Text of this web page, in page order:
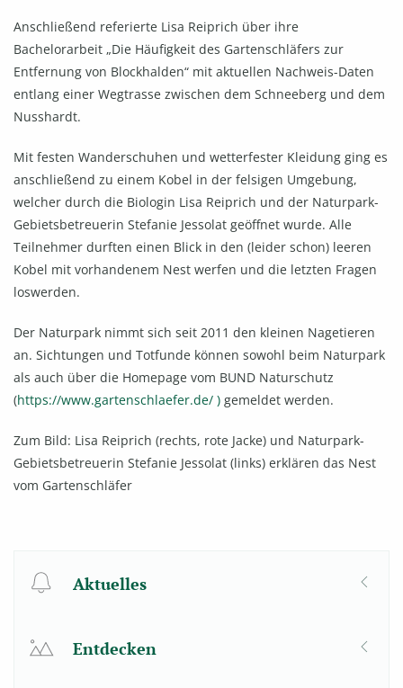
Anschließend referierte Lisa Reiprich über ihre
Bachelorarbeit „Die Häufigkeit des Gartenschläfers zur
Entfernung von Blockhalden“ mit aktuellen Nachweis-Daten
entlang einer Wegtrasse zwischen dem Schneeberg und dem
Nusshardt.
Mit festen Wanderschuhen und wetterfester Kleidung ging es
anschließend zu einem Kobel in der felsigen Umgebung,
welcher durch die Biologin Lisa Reiprich und der Naturpark-
Gebietsbetreuerin Stefanie Jessolat geöffnet wurde. Alle
Teilnehmer durften einen Blick in den (leider schon) leeren
Kobel mit vorhandenem Nest werfen und die letzten Fragen
loswerden.
Der Naturpark nimmt sich seit 2011 den kleinen Nagetieren
an. Sichtungen und Totfunde können sowohl beim Naturpark
als auch über die Homepage vom BUND Naturschutz
(https://www.gartenschlaefer.de/ ) gemeldet werden.
Zum Bild: Lisa Reiprich (rechts, rote Jacke) und Naturpark-
Gebietsbetreuerin Stefanie Jessolat (links) erklären das Nest
vom Gartenschläfer
Aktuelles
Entdecken